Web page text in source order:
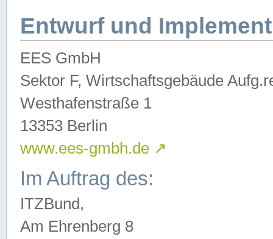
Entwurf und
EES GmbH
Sektor F, Wirtschaftsgebäude
Westhafenstraße 1
13353 Berlin
www.ees-gmbh.de ↗
Im Auftrag des:
ITZBund,
Am Ehrenberg 8